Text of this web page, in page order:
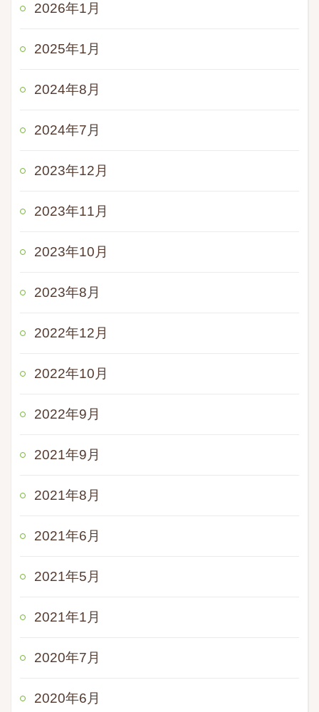
2026年1月
2025年1月
2024年8月
2024年7月
2023年12月
2023年11月
2023年10月
2023年8月
2022年12月
2022年10月
2022年9月
2021年9月
2021年8月
2021年6月
2021年5月
2021年1月
2020年7月
2020年6月